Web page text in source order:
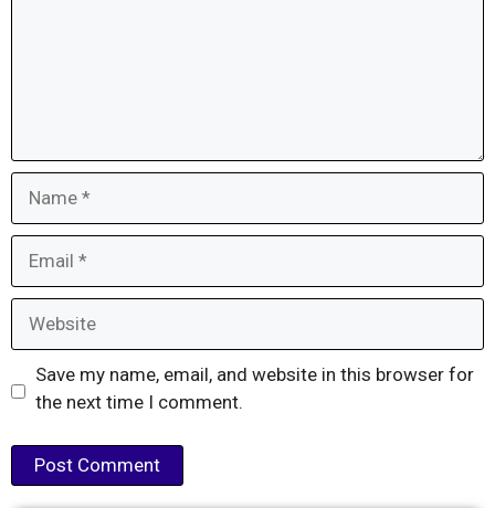
Save my name, email, and website in this browser for
the next time I comment.